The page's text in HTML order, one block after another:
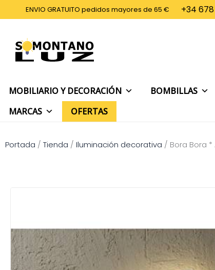
al
ENVIO GRATUITO pedidos mayores de 65 € +34
MOBILIARIO Y DECORACIÓN BOMBILLAS
MARCAS
OFERTAS
Portada / Tienda / Iluminación decorativa / Bora Bora